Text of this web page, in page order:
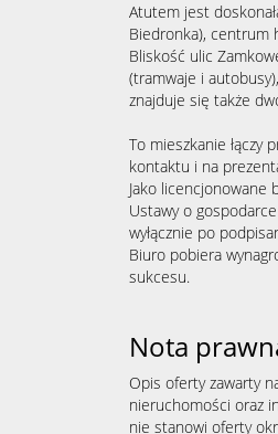
Atutem jest
Biedronka), centrum
Bliskość ulic
(tramwaje i
znajduje się także
To mieszkanie łączy
kontaktu i na
Jako licencjonowane
Ustawy o
wyłącznie po
Biuro pobiera
sukcesu.
Nota
Opis oferty zawarty
nieruchomości oraz
nie stanowi oferty